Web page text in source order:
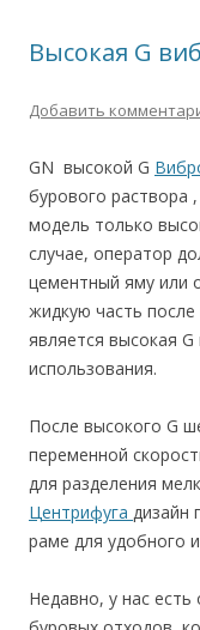
Высокая G
Добавить
GN высокой G
бурового раствора
модель только
случае, оператор
цементный яму или
жидкую часть
является высокая
использования.
После высокого G
переменной
для разделения
Центрифуга дизайн
раме для удобного
Недавно, у нас